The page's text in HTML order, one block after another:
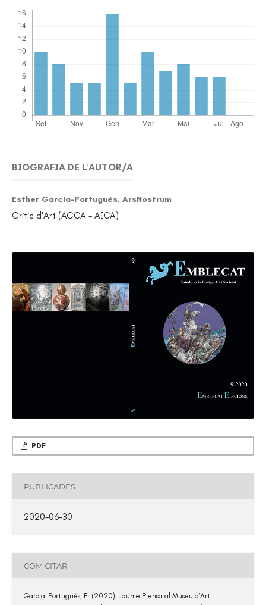
BIOGRAFIA DE L'AUTOR/A
Esther Garcia-Portugués, ArsNostrum
Crític d'Art (ACCA - AICA)
PDF
PUBLICADES
2020-06-30
COM CITAR
Garcia-Portugués, E. (2020). Jaume Plensa al Museu d’Art